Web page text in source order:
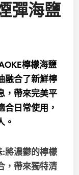
彈海鹽
檸檬海鹽
融合了新鮮檸
，帶來完美平
合日常使用，
。
:將濃鬱的檸檬
，帶來獨特清